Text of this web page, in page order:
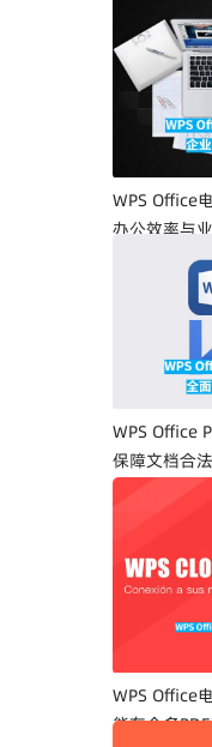
WPS Office
办公效率与
WPS Office
保障文档合
WPS Office
能在众多